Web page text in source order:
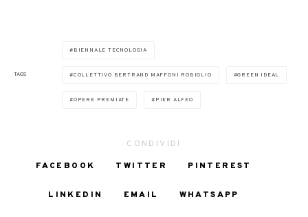
TAGS
BIENNALE TECNOLOGIA
COLLETTIVO BERTRAND MAFFONI ROBIGLIO GREEN IDEAL
OPERE PREMIATE PIER ALFEO
CONDIVIDI
FACEBOOK
TWITTER PINTEREST
LINKEDIN EMAIL WHATSAPP